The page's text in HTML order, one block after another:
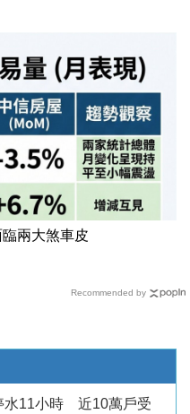
兩大煞車皮
Recommended by
水11小時 近10萬戶受